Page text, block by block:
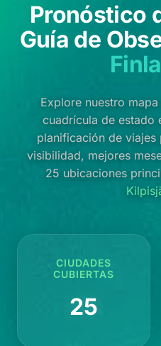
Pronóstico
Guía de
Explore nuestro
cuadrícula de estado
planificación de viajes
visibilidad, mejores
25 ubicaciones
CIUDADES
CUBIERTAS
25